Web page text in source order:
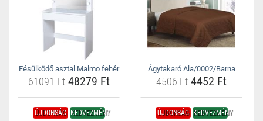
Fésülködő asztal Malmo fehér
61091 Ft48279 Ft
Ágytakaró Ala/0002/Barna
4506 Ft 4452 Ft
ÚJDONSÁG KEDVEZMÉNY ÚJDONSÁG KEDVEZMÉNY